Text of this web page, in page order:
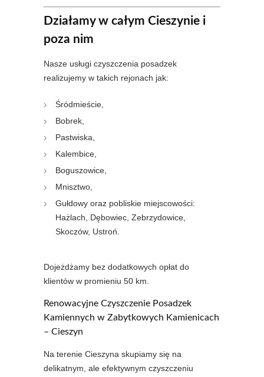
Działamy w całym Cieszynie i
poza nim
Nasze usługi czyszczenia posadzek
realizujemy w takich rejonach jak:
Śródmieście,
Bobrek,
Pastwiska,
Kalembice,
Boguszowice,
Mnisztwo,
Gułdowy oraz pobliskie miejscowości:
Hażlach, Dębowiec, Zebrzydowice,
Skoczów, Ustroń.
Dojeżdżamy bez dodatkowych opłat do
klientów w promieniu 50 km.
Renowacyjne Czyszczenie Posadzek
Kamiennych w Zabytkowych Kamienicach
– Cieszyn
Na terenie Cieszyna skupiamy się na
delikatnym, ale efektywnym czyszczeniu